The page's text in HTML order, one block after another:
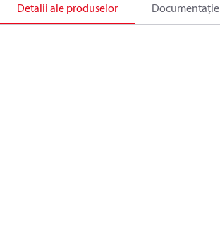
Detalii ale produselor Documentație